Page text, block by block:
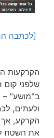
[לכתבה
הקרקעות
שלפני קום
ב"מושע" –
ולעתים,
הקרקע, אך
את השטח